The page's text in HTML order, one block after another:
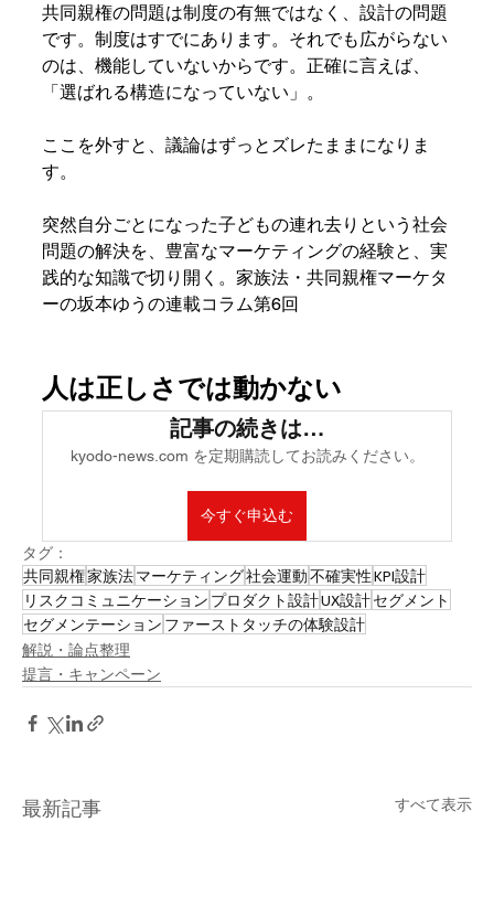
共同親権の問題は制度の有無ではなく、設計の問題
です。制度はすでにあります。それでも広がらない
のは、機能していないからです。正確に言えば、
「選ばれる構造になっていない」。
ここを外すと、議論はずっとズレたままになりま
す。
突然自分ごとになった子どもの連れ去りという社会
問題の解決を、豊富なマーケティングの経験と、実
践的な知識で切り開く。家族法・共同親権マーケタ
ーの坂本ゆうの連載コラム第6回
人は正しさでは動かない
記事の続きは…
kyodo-news.com を定期購読してお読みください。
今すぐ申込む
タグ：
共同親権家族法マーケティング社会運動不確実性KPI設計
リスクコミュニケーション プロダクト設計UX設計セグメント
セグメンテーション ファーストタッチの体験設計
解説・論点整理
提言・キャンペーン
最新記事 すべて表示